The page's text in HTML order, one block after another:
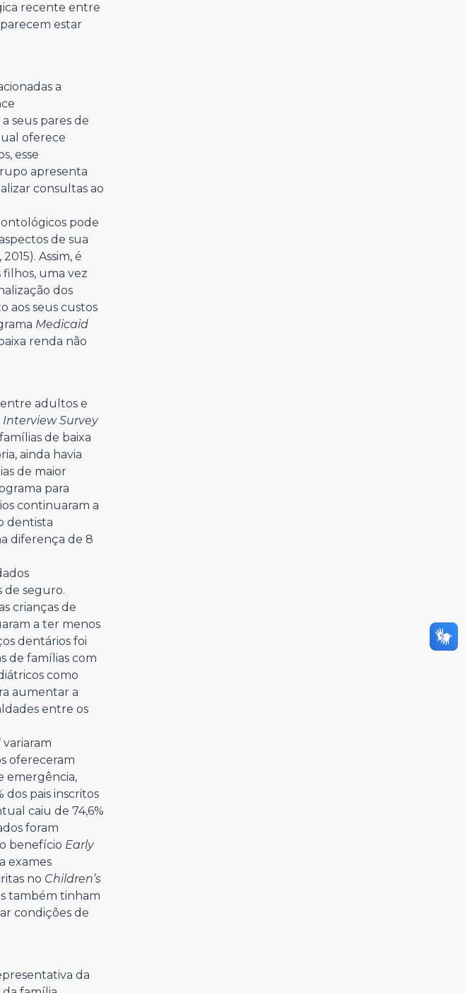
recente entre
estar
a
seus pares de
oferece
esse
apresenta
consultas ao
pode
de sua
Assim, é
uma vez
dos
aos seus custos
Medicaid
renda não
adultos e
Survey
de baixa
ainda havia
de maior
para
continuaram a
dentista
diferença de 8
de seguro.
crianças de
a ter menos
dentários foi
de famílias com
como
aumentar a
entre os
variaram
ofereceram
emergência,
dos pais inscritos
caiu de 74,6%
foram
benefício Early
exames
no Children’s
também tinham
condições de
da